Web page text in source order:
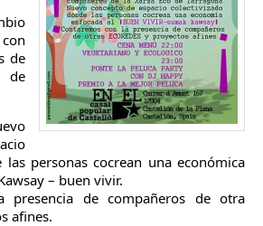
de
de
las personas cocrean una económica
– buen vivir.
presencia de compañeros de otra
afines.